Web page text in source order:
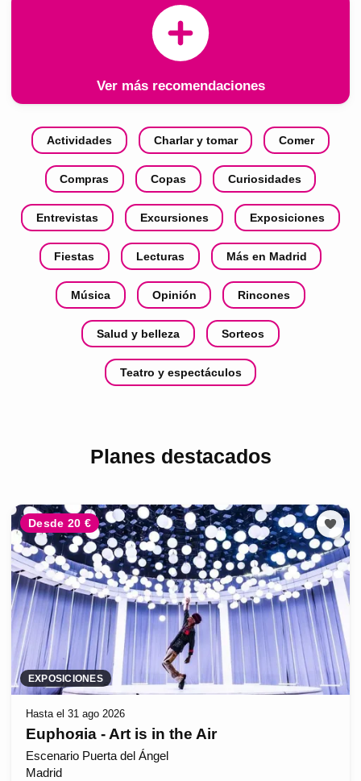
Ver más recomendaciones
Actividades Charlar y tomar Comer
Compras Copas Curiosidades
Entrevistas Excursiones Exposiciones
Fiestas Lecturas Más en Madrid
Música Opinión Rincones
Salud y belleza Sorteos
Teatro y espectáculos
Planes destacados
Desde 20 €
EXPOSICIONES
Hasta el 31 ago 2026
Euphoяia - Art is in the Air
Escenario Puerta del Ángel
Madrid